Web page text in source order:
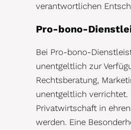
verantwortlichen
Pro-bono-
Bei Pro-bono-
unentgeltlich zur
Rechtsberatung,
unentgeltlich verrichtet.
Privatwirtschaft in
werden. Eine